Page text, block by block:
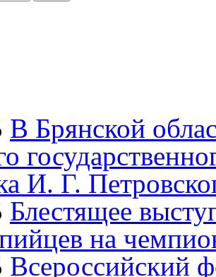
В Брянской
И. Г.
Блестящее
на
Всероссийский